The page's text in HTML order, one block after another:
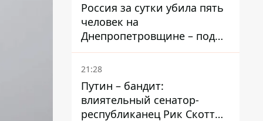
Россия за сутки убила пять
человек на
Днепропетровщине – под
ударами оказались пять
районов области
21:28
Путин – бандит:
влиятельный сенатор-
республиканец Рик Скотт